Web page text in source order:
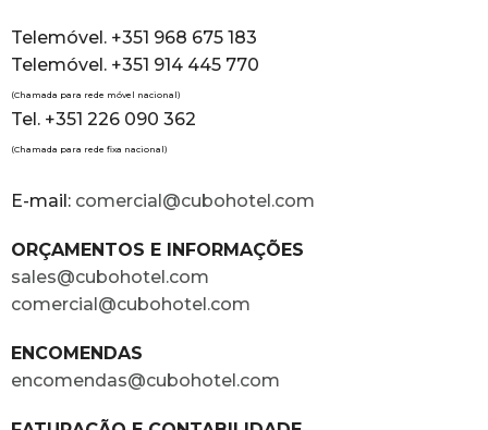
Telemóvel. +351 968 675 183
Telemóvel. +351 914 445 770
(Chamada para rede móvel nacional)
Tel. +351 226 090 362
(Chamada para rede fixa nacional)
E-mail: comercial@cubohotel.com
ORÇAMENTOS E INFORMAÇÕES
sales@cubohotel.com
comercial@cubohotel.com
ENCOMENDAS
encomendas@cubohotel.com